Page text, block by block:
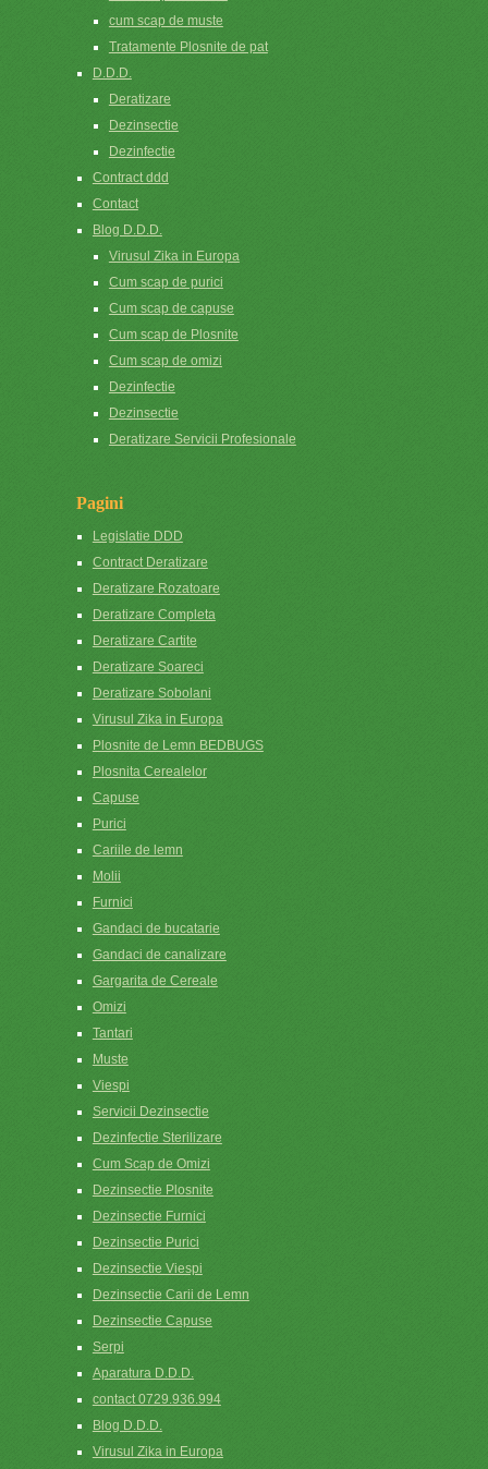
cum scap de muste
Tratamente Plosnite de pat
D.D.D.
Deratizare
Dezinsectie
Dezinfectie
Contract ddd
Contact
Blog D.D.D.
Virusul Zika in Europa
Cum scap de purici
Cum scap de capuse
Cum scap de Plosnite
Cum scap de omizi
Dezinfectie
Dezinsectie
Deratizare Servicii Profesionale
Pagini
Legislatie DDD
Contract Deratizare
Deratizare Rozatoare
Deratizare Completa
Deratizare Cartite
Deratizare Soareci
Deratizare Sobolani
Virusul Zika in Europa
Plosnite de Lemn BEDBUGS
Plosnita Cerealelor
Capuse
Purici
Cariile de lemn
Molii
Furnici
Gandaci de bucatarie
Gandaci de canalizare
Gargarita de Cereale
Omizi
Tantari
Muste
Viespi
Servicii Dezinsectie
Dezinfectie Sterilizare
Cum Scap de Omizi
Dezinsectie Plosnite
Dezinsectie Furnici
Dezinsectie Purici
Dezinsectie Viespi
Dezinsectie Carii de Lemn
Dezinsectie Capuse
Serpi
Aparatura D.D.D.
contact 0729.936.994
Blog D.D.D.
Virusul Zika in Europa